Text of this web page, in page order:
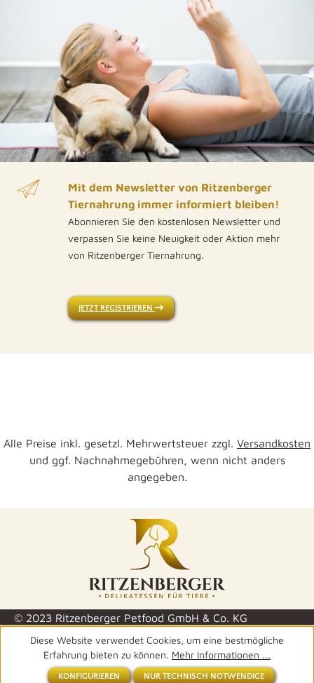
Mit dem Newsletter von Ritzenberger
Tiernahrung immer informiert bleiben!
Abonnieren Sie den kostenlosen Newsletter und
verpassen Sie keine Neuigkeit oder Aktion mehr
von Ritzenberger Tiernahrung.
JETZT REGISTRIEREN
Alle Preise inkl. gesetzl. Mehrwertsteuer zzgl. Versandkosten
und ggf. Nachnahmegebühren, wenn nicht anders
angegeben.
© 2023 Ritzenberger Petfood GmbH & Co. KG
Diese Website verwendet Cookies, um eine bestmögliche
Erfahrung bieten zu können. Mehr Informationen ...
NUR TECHNISCH NOTWENDIGE
KONFIGURIEREN